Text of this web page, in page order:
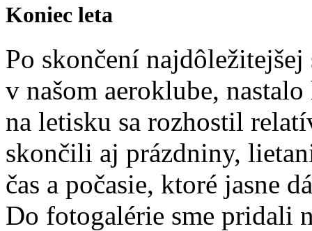
Koniec leta
Po skončení
v našom aeroklube,
na letisku sa rozhostil
skončili aj prázdniny,
čas a počasie, ktoré jasne
Do fotogalérie sme pridali